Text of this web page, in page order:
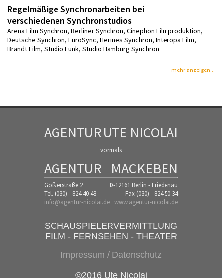
Regelmäßige Synchronarbeiten bei
verschiedenen Synchronstudios
Arena Film Synchron, Berliner Synchron, Cinephon Filmproduktion,
Deutsche Synchron, EuroSync, Hermes Synchron, Interopa Film,
Brandt Film, Studio Funk, Studio Hamburg Synchron
mehr anzeigen...
AGENTURUTE NICOLAI
vormals
AGENTUR MACKEBEN
Goßlerstraße 2
D-12161 Berlin - Friedenau
Tel. (030) - 824 40 48
Fax (030) - 824 50 34
info@agentur-nicolai.de www.agentur-nicolai.de
SCHAUSPIELERVERMITTLUNG
FILM - FERNSEHEN - THEATER
Impressum / Datenschutz
©2016 Ute Nicolai